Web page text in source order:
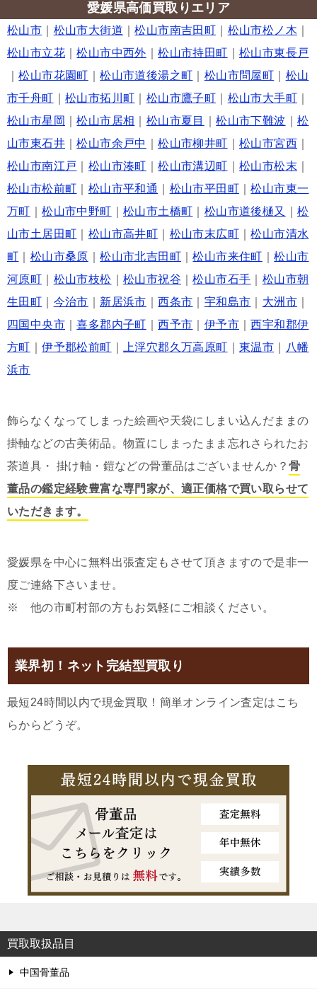
愛媛県高価買取りエリア
松山市 松山市大街道 ｜松山市南吉田町 松山市松ノ木
松山市立花 ｜松山市中西外 ｜松山市持田町 ｜松山市東長戸
｜松山市花園町 ｜松山市道後湯之町 松山市問屋町
松山
市千舟町
｜松山市拓川町 松山市鷹子町 松山市大手町
松山市星岡
｜松山市居相 松山市夏目 ｜松山市下難波 ｜松
山市東石井 ｜松山市余戸中 ｜松山市柳井町 ｜松山市宮西
松山市南江戸
松山市湊町 ｜松山市溝辺町 ｜松山市松末
松山市松前町
松山市平和通 松山市平田町 ｜松山市東一
万町
｜松山市中野町 ｜松山市土橋町 松山市道後樋又 ｜松
山市土居田町
松山市高井町 松山市末広町 ｜松山市清水
町
松山市桑原 ｜松山市北吉田町 ｜松山市来住町 ｜松山市
河原町
松山市枝松 ｜松山市祝谷 ｜松山市石手
松山市朝
生田町
今治市 新居浜市 西条市 宇和島市 大洲市
四国中央市 ｜喜多郡内子町 西予市 伊予市
西宇和郡伊
方町
｜伊予郡松前町 ｜上浮穴郡久万高原町 ｜東温市
八幡
浜市
飾らなくなってしまった絵画や天袋にしまい込んだままの
掛軸などの古美術品。物置にしまったまま忘れさられたお
茶道具・ 掛け軸・鎧などの骨董品はございませんか？ 骨
董品の鑑定経験豊富な専門家が、適正価格で買い取らせて
いただきます。
愛媛県を中心に無料出張査定もさせて頂きますので是非一
度ご連絡下さいませ。
※ 他の市町村部の方もお気軽にご相談ください。
業界初！ネット完結型買取り
最短24時間以内で現金買取！簡単オンライン査定はこち
らからどうぞ。
買取取扱品目
中国骨董品